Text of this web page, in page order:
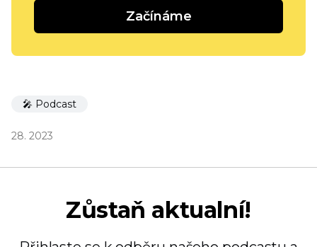
Začínáme
🎤 Podcast
28. 2023
Zůstaň aktualní!